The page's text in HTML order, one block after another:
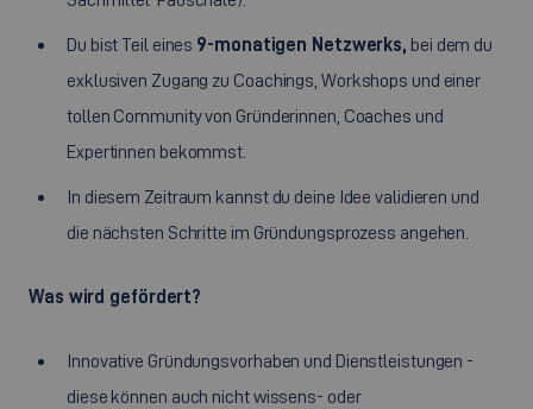
Du bist Teil eines 9-monatigen Netzwerks, bei dem du
exklusiven Zugang zu Coachings, Workshops und einer
tollen Community von Gründerinnen, Coaches und
Expertinnen bekommst.
In diesem Zeitraum kannst du deine Idee validieren und
die nächsten Schritte im Gründungsprozess angehen.
Was wird gefördert?
Innovative Gründungsvorhaben und Dienstleistungen -
diese können auch nicht wissens- oder